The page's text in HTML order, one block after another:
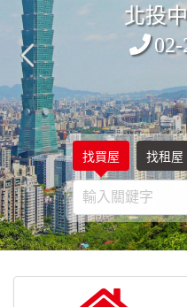
北投
找買屋 找租屋